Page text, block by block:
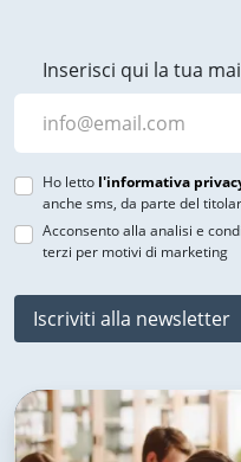
Inserisci qui la tua
Ho letto l'informativa
anche sms, da parte del
Acconsento alla analisi e
terzi per motivi di marketing
Iscriviti alla newsletter